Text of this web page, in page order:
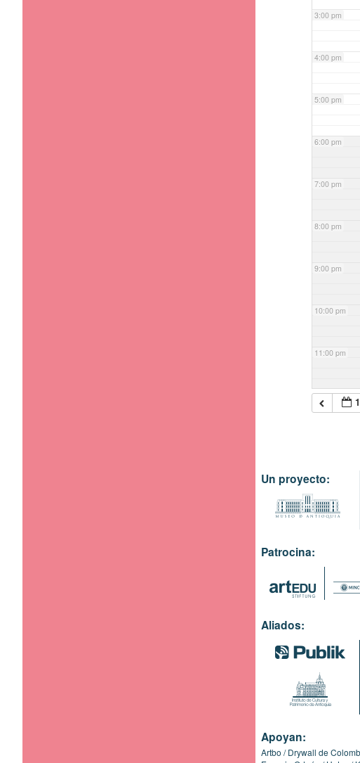
3:00 pm
4:00 pm
5:00 pm
6:00 pm
7:00 pm
8:00 pm
9:00 pm
10:00 pm
11:00 pm
Un proyecto:
Patrocina:
Aliados:
Apoyan:
Artbo
Drywall de